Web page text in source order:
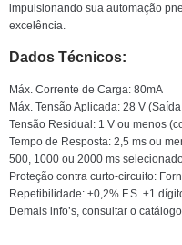
impulsionando sua automação
excelência.
Dados Técnicos:
Máx. Corrente de Carga: 80mA
Máx. Tensão Aplicada: 28 V
Tensão Residual: 1 V ou menos
Tempo de Resposta: 2,5 ms ou
500, 1000 ou 2000 ms
Proteção contra curto-circuito:
Repetibilidade: ±0,2% F.S. ±1
Demais info’s, consultar o